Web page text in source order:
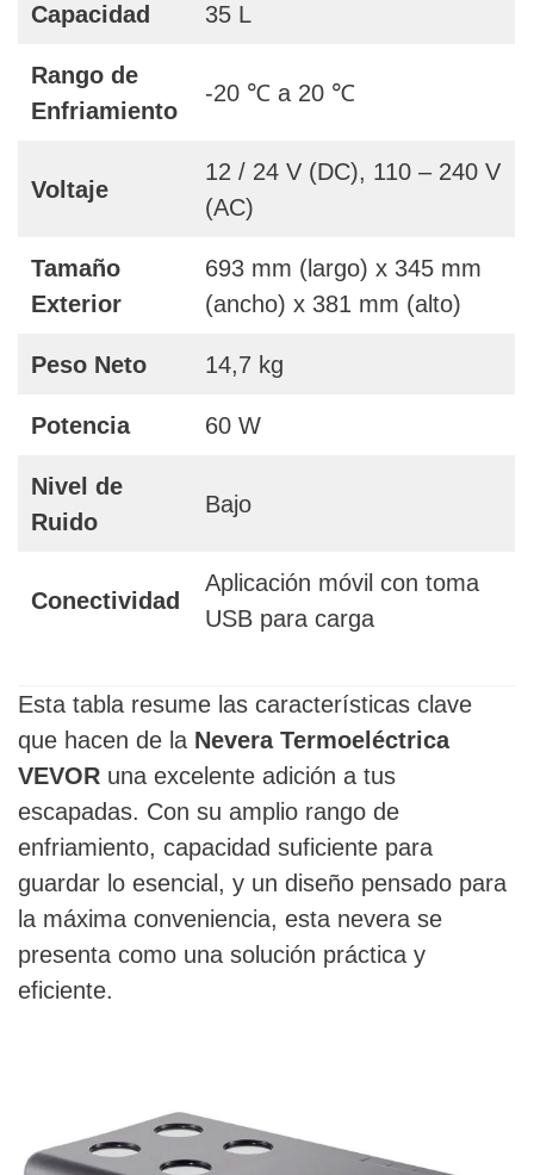
Capacidad 35 L
Rango de
Enfriamiento
-20 ℃ a 20 ℃
Voltaje
12 / 24 V (DC), 110 – 240 V
(AC)
Tamaño
Exterior
693 mm (largo) x 345 mm
(ancho) x 381 mm (alto)
Peso Neto 14,7 kg
Potencia 60 W
Nivel de
Ruido
Bajo
Conectividad
Aplicación móvil con toma
USB para carga
Esta tabla resume las características clave
que hacen de la Nevera Termoeléctrica
VEVOR una excelente adición a tus
escapadas. Con su amplio rango de
enfriamiento, capacidad suficiente para
guardar lo esencial, y un diseño pensado para
la máxima conveniencia, esta nevera se
presenta como una solución práctica y
eficiente.